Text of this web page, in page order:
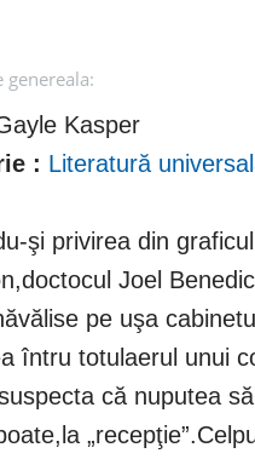
genereala:
Kasper
: Literatură
şi privirea din
Joel
pe uşa
întru totulaerul unui
că nuputea